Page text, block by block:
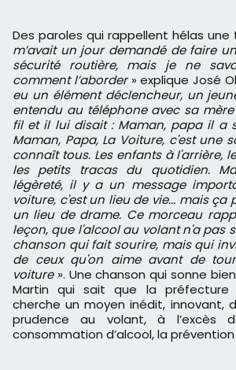
Des paroles qui rappellent hélas
m’avait un jour demandé de faire
sécurité routière, mais je ne
comment l’aborder» explique José
eu un élément déclencheur, un
entendu au téléphone avec sa
fil et il lui disait : Maman, papa il a
Maman, Papa, La Voiture, c'est une
connaît tous. Les enfants à l'arrière,
les petits tracas du quotidien.
légèreté, il y a un message
voiture, c'est un lieu de vie... mais ça
un lieu de drame. Ce morceau
leçon, que l'alcool au volant n'a pas
chanson qui fait sourire, mais qui
de ceux qu'on aime avant de
voiture». Une chanson qui sonne
Martin qui sait que la préfecture
cherche un moyen inédit, innovant,
prudence au volant, à l’excès
consommation d’alcool, la